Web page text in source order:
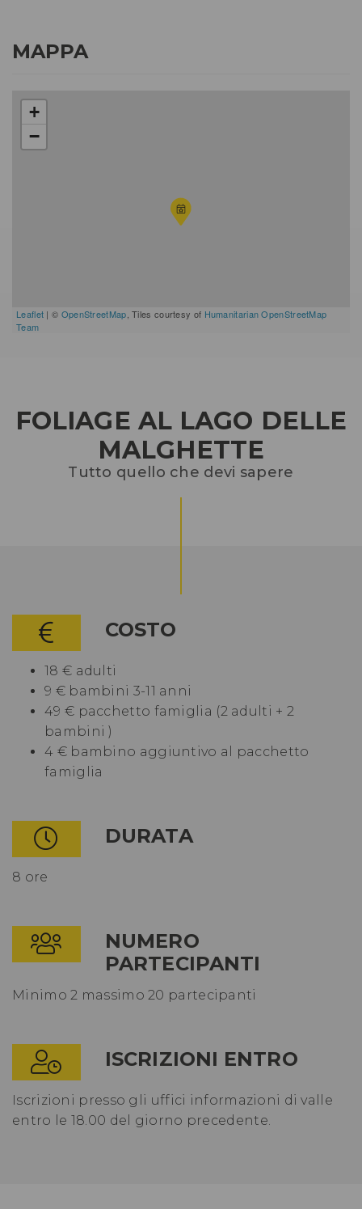
MAPPA
+
−
Leaflet | © OpenStreetMap , Tiles courtesy of Humanitarian OpenStreetMap
Team
FOLIAGE AL LAGO DELLE
MALGHETTE
Tutto quello che devi sapere
COSTO
18 € adulti
9 € bambini 3-11 anni
49 € pacchetto famiglia (2 adulti + 2
bambini )
4 € bambino aggiuntivo al pacchetto
famiglia
DURATA
8 ore
NUMERO
PARTECIPANTI
Minimo 2 massimo 20 partecipanti
ISCRIZIONI ENTRO
Iscrizioni presso gli uffici informazioni di valle
entro le 18.00 del giorno precedente.